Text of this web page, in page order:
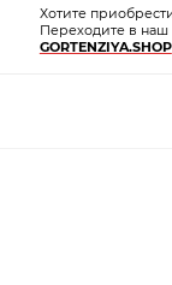
Хотите
Переходите в наш
GORTENZIYA.SHOP